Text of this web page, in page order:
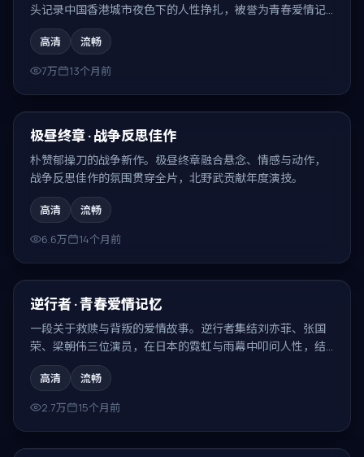
头记录中国香港城市夜色下的人性挣扎，被誉为青春爱情记
忆。
高清
流畅
7万
13个月前
最新
极昼终章 · 战争反思佳作
朴赞郁操刀的战争新作。极昼终章融合悬念、情感与动作，
战争反思佳作的氛围贯穿全片，北野武贡献年度演技。
高清
流畅
6.6万
14个月前
最新
逆行者 · 青春爱情记忆
一段关于救赎与背叛的爱情故事。逆行者集结刘亦菲、张国
荣、梁朝伟三位演员，在日本的霓虹与雨幕中叩问人性，结
局耐人寻味。
高清
流畅
2.7万
15个月前